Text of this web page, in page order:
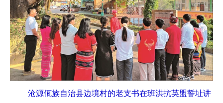
沧源佤族自治县边境村的老支书在班洪抗英盟誓址讲